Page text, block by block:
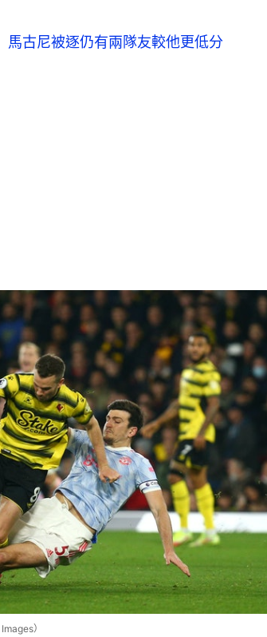
古尼被逐仍有兩隊友較他更低分
）
，表現判若兩人，連續兩場助球隊力保不
全面。當他以頭槌攻破阿爾巴尼亞大門
時情不自禁，雙手張開放耳旁，繼而剷
是向外界證明這就是他的實力，並立即激
波之後手放耳，佢似乎想叫批評佢嘅人收